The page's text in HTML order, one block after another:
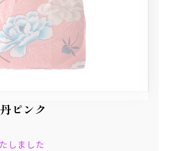
ピンク
しました